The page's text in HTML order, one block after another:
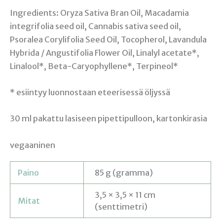
Ingredients: Oryza Sativa Bran Oil, Macadamia
integrifolia seed oil, Cannabis sativa seed oil,
Psoralea Corylifolia Seed Oil, Tocopherol, Lavandula
Hybrida / Angustifolia Flower Oil, Linalyl acetate*,
Linalool*, Beta-Caryophyllene*, Terpineol*
* esiintyy luonnostaan eteerisessä öljyssä
30 ml pakattu lasiseen pipettipulloon, kartonkirasia
vegaaninen
Paino 85 g (gramma)
Mitat
3,5 × 3,5 × 11 cm
(senttimetri)